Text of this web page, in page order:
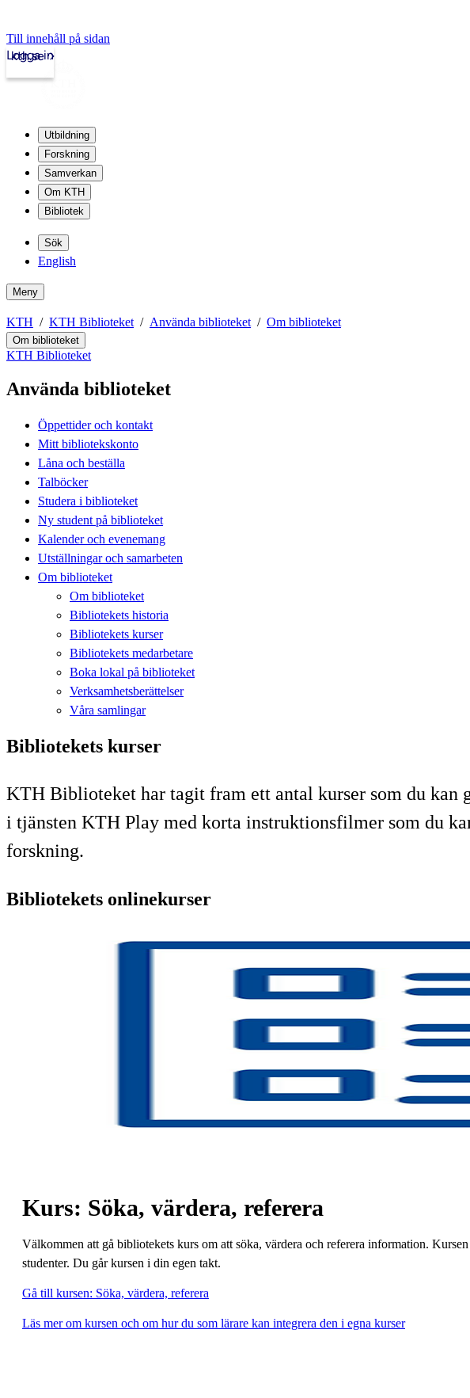
Till innehåll på sidan
kth.se
Logga in
Utbildning
Forskning
Samverkan
Om KTH
Bibliotek
Sök
English
Meny
KTH KTH Biblioteket Använda biblioteket Om biblioteket
Om biblioteket
KTH Biblioteket
Använda biblioteket
Öppettider och kontakt
Mitt bibliotekskonto
Låna och beställa
Talböcker
Studera i biblioteket
Ny student på biblioteket
Kalender och evenemang
Utställningar och samarbeten
Om biblioteket
Om biblioteket
Bibliotekets historia
Bibliotekets kurser
Bibliotekets medarbetare
Boka lokal på biblioteket
Verksamhetsberättelser
Våra samlingar
Bibliotekets kurser
KTH Biblioteket har tagit fram ett antal kurser som du
i tjänsten KTH Play med korta instruktionsfilmer som du
forskning.
Bibliotekets onlinekurser
Kurs: Söka, värdera, referera
Välkommen att gå bibliotekets kurs om att söka, värdera och referera information.
studenter. Du går kursen i din egen takt.
Gå till kursen: Söka, värdera, referera
Läs mer om kursen och om hur du som lärare kan integrera den i egna kurser